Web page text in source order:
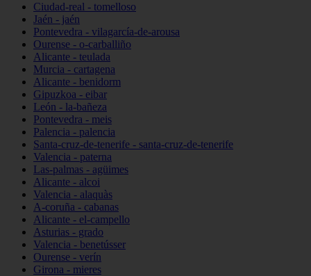
Ciudad-real - tomelloso
Jaén - jaén
Pontevedra - vilagarcía-de-arousa
Ourense - o-carballiño
Alicante - teulada
Murcia - cartagena
Alicante - benidorm
Gipuzkoa - eibar
León - la-bañeza
Pontevedra - meis
Palencia - palencia
Santa-cruz-de-tenerife - santa-cruz-de-tenerife
Valencia - paterna
Las-palmas - agüimes
Alicante - alcoi
Valencia - alaquàs
A-coruña - cabanas
Alicante - el-campello
Asturias - grado
Valencia - benetússer
Ourense - verín
Girona - mieres